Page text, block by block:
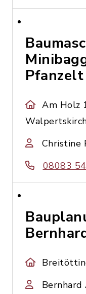
Pfanzelt
Am Holz
Christine
08083